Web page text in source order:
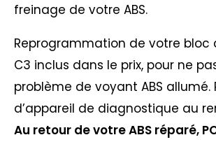
freinage de votre ABS.
Reprogrammation de votre bloc
C3 inclus dans le prix, pour ne
problème de voyant ABS allumé.
d’appareil de diagnostique au
Au retour de votre ABS réparé,